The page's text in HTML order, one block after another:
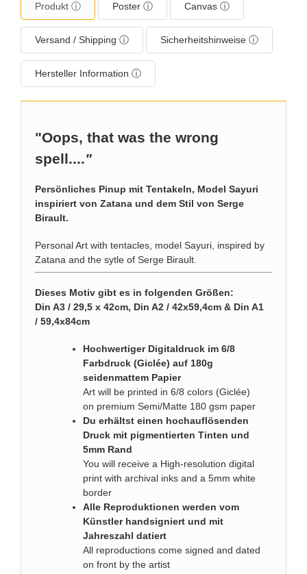
Produkt ⓘ Poster ⓘ Canvas ⓘ
Versand / Shipping ⓘ Sicherheitshinweise ⓘ
Hersteller Information ⓘ
"Oops, that was the wrong
spell...."
Persönliches Pinup mit Tentakeln, Model Sayuri
inspiriert von Zatana und dem Stil von Serge
Birault.
Personal Art with tentacles, model Sayuri, inspired by
Zatana and the sytle of Serge Birault.
Dieses Motiv gibt es in folgenden Größen:
Din A3 / 29,5 x 42cm, Din A2 / 42x59,4cm & Din A1
/ 59,4x84cm
Hochwertiger Digitaldruck im 6/8
Farbdruck (Giclée) auf 180g
seidenmattem Papier
Art will be printed in 6/8 colors (Giclée)
on premium Semi/Matte 180 gsm paper
Du erhältst einen hochauflösenden
Druck mit pigmentierten Tinten und
5mm Rand
You will receive a High-resolution digital
print with archival inks and a 5mm white
border
Alle Reproduktionen werden vom
Künstler handsigniert und mit
Jahreszahl datiert
All reproductions come signed and dated
on front by the artist